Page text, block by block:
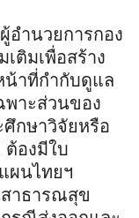
อำนวยการกอง
ติมเพื่อสร้าง
น้าที่กำกับดูแล
าะส่วนของ
กษาวิจัยหรือ
ต้องมีใบ
ผนไทยฯ
าธารณสุข